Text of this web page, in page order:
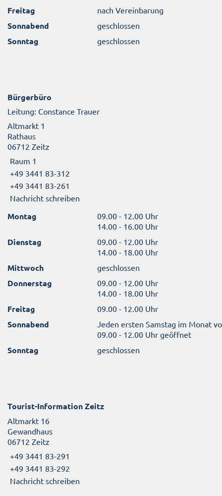
Freitag nach Vereinbarung
Sonnabend geschlossen
Sonntag geschlossen
Bürgerbüro
Leitung: Constance Trauer
Altmarkt 1
Rathaus
06712 Zeitz
Raum 1
+49 3441 83-312
+49 3441 83-261
Nachricht schreiben
Montag
09.00 - 12.00 Uhr
14.00 - 16.00 Uhr
Dienstag
09.00 - 12.00 Uhr
14.00 - 18.00 Uhr
Mittwoch geschlossen
Donnerstag
09.00 - 12.00 Uhr
14.00 - 18.00 Uhr
Freitag 09.00 - 12.00 Uhr
Sonnabend
Jeden ersten Samstag im Monat
09.00 - 12.00 Uhr geöffnet
Sonntag geschlossen
Tourist-Information Zeitz
Altmarkt 16
Gewandhaus
06712 Zeitz
+49 3441 83-291
+49 3441 83-292
Nachricht schreiben